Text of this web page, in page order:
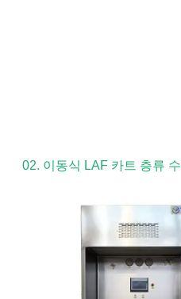
02. 이동식 LAF 카트 층류